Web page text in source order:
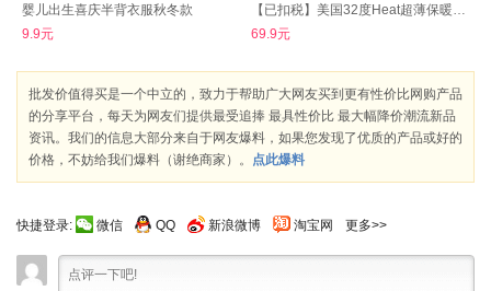
婴儿出生喜庆半背衣服秋冬款
9.9元
【已扣税】美国32度Heat超薄保暖衣裤
69.9元
批发价值得买是一个中立的，致力于帮助广大网友买到更有性价比网购产品
的分享平台，每天为网友们提供最受追捧 最具性价比 最大幅降价潮流新品
资讯。我们的信息大部分来自于网友爆料，如果您发现了优质的产品或好的
价格，不妨给我们爆料（谢绝商家）。 点此爆料
快捷登录: 微信 QQ 新浪微博 淘宝网 更多>>